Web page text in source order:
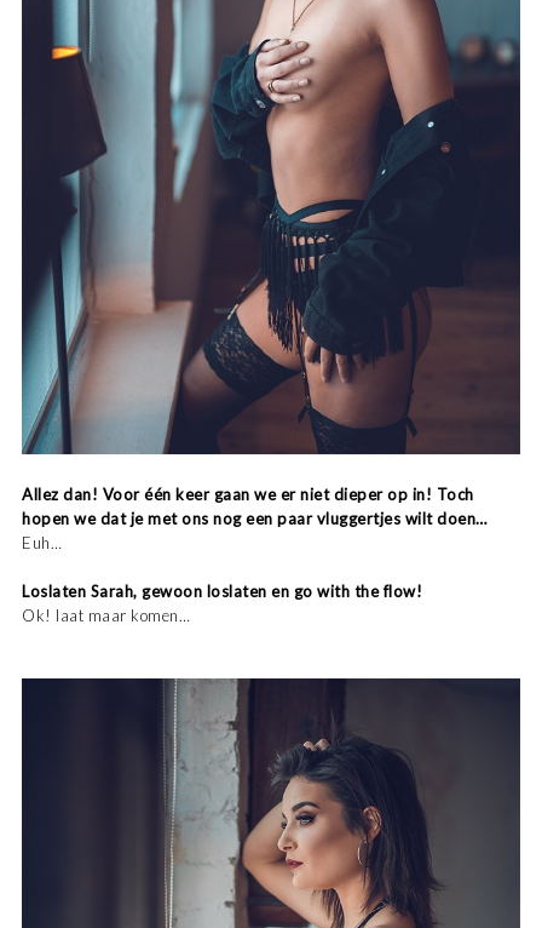
Allez dan! Voor één keer gaan we er niet dieper op in! Toch
hopen we dat je met ons nog een paar vluggertjes wilt doen…
Euh…
Loslaten Sarah, gewoon loslaten en go with the flow!
Ok! laat maar komen…